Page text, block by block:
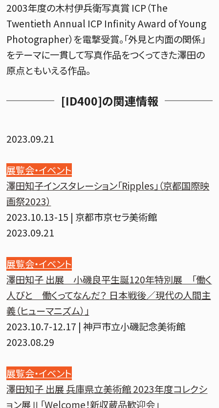
2003年度の木村伊兵衛写真賞 ICP（The
Twentieth Annual ICP Infinity Award of Young
Photographer）を電撃受賞。「外見と内面の関係」
をテーマに一貫して写真作品をつくってきた澤田の
原点ともいえる作品。
[ID400]の関連情報
2023.09.21
展覧会・イベント
澤田知子インスタレーション「Ripples」（京都国際映
画祭2023）
2023.10.13-15 | 京都市京セラ美術館
2023.09.21
展覧会・イベント
澤田知子 出展 小磯良平生誕120年特別展 「働く
人びと 働くってなんだ？ 日本戦後／現代の人間主
義（ヒューマニズム）」
2023.10.7-12.17 | 神戸市立小磯記念美術館
2023.08.29
展覧会・イベント
澤田知子 出展 兵庫県立美術館 2023年度コレクシ
ョン展Ⅱ「Welcome！新収蔵品歓迎会」